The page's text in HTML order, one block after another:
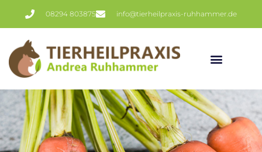
08294 803875 info@tierheilpraxis-ruhhammer.de